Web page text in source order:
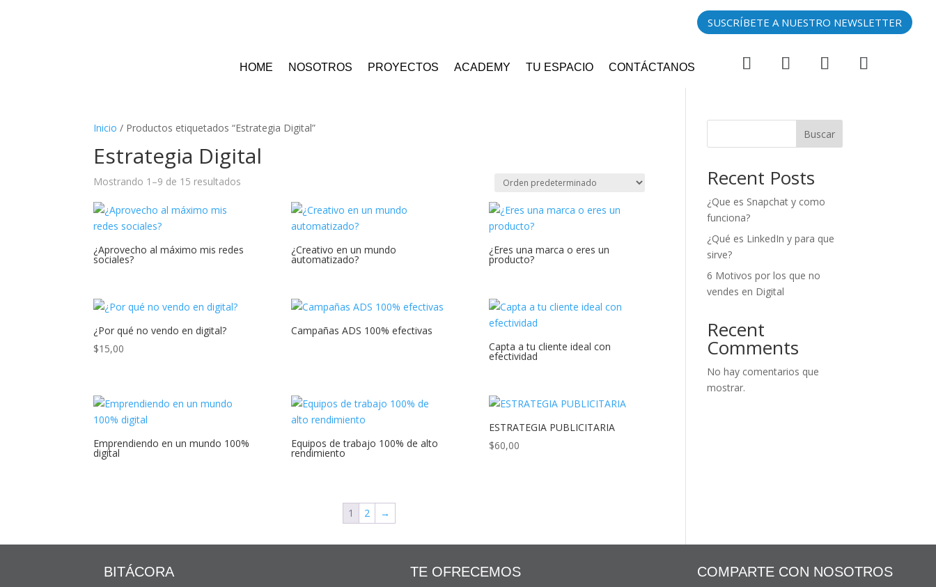
SUSCRÍBETE A NUESTRO NEWSLETTER
HOME NOSOTROS PROYECTOS ACADEMY TU ESPACIO CONTÁCTANOS
Inicio / Productos etiquetados “Estrategia Digital”
Estrategia Digital
Mostrando 1–9 de 15 resultados
¿Aprovecho al máximo mis redes
sociales?
¿Creativo en un mundo
automatizado?
¿Eres una marca o eres un
producto?
¿Por qué no vendo en digital?
$15,00
Campañas ADS 100% efectivas
Capta a tu cliente ideal con
efectividad
Emprendiendo en un mundo 100%
digital
Equipos de trabajo 100% de alto
rendimiento
ESTRATEGIA PUBLICITARIA
$60,00
1 2 →
Buscar
Recent Posts
¿Que es Snapchat y como
funciona?
¿Qué es LinkedIn y para que
sirve?
6 Motivos por los que no
vendes en Digital
Recent
Comments
No hay comentarios que
mostrar.
BITÁCORA TE OFRECEMOS COMPARTE CON NOSOTROS